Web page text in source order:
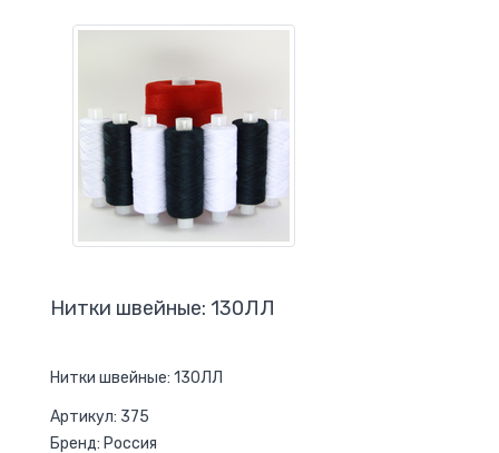
Нитки швейные: 130ЛЛ
Нитки швейные: 130ЛЛ
Артикул: 375
Бренд: Россия